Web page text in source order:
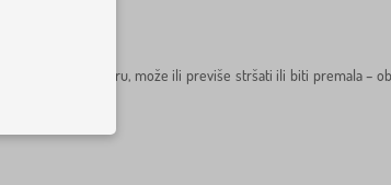
odgovara okviru, može ili previše stršati ili biti premala –